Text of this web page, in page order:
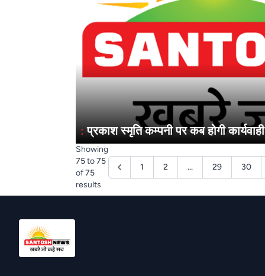
:प्रकाश स्मृति कम्पनी पर कब होगी कार्यवाही
Showing
75to75
of75
results
1 2 ... 29 30